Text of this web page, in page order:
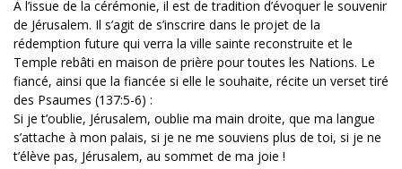
À l’issue de la cérémonie, il est de tradition d’évoquer le souvenir
de Jérusalem. Il s’agit de s’inscrire dans le projet de la
rédemption future qui verra la ville sainte reconstruite et le
Temple rebâti en maison de prière pour toutes les Nations. Le
fiancé, ainsi que la fiancée si elle le souhaite, récite un verset tiré
des Psaumes (137:5-6) :
Si je t’oublie, Jérusalem, oublie ma main droite, que ma langue
s’attache à mon palais, si je ne me souviens plus de toi, si je ne
t’élève pas, Jérusalem, au sommet de ma joie !